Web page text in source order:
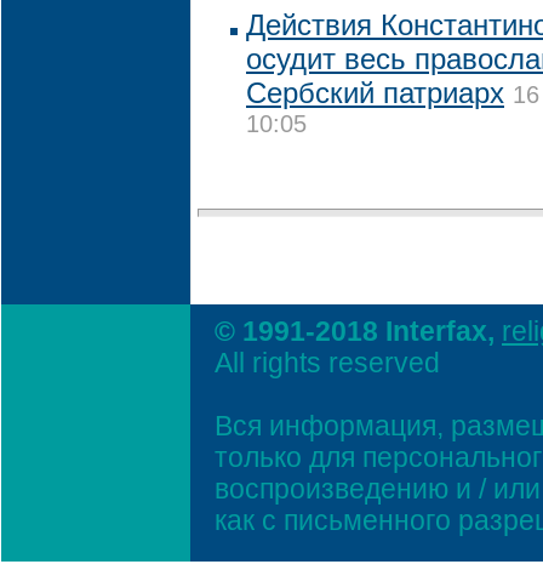
Действия
осудит весь
Сербский патриарх
10:05
© 1991-2018 Interfax,
All rights reserved
Вся информация,
только для
воспроизведению и /
как с письменного